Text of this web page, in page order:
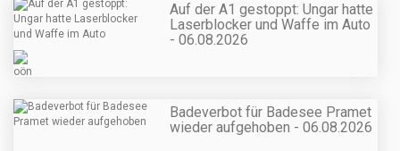
Auf der A1 gestoppt: Ungar hatte
Laserblocker und Waffe im Auto
- 06.08.2026
Badeverbot für Badesee Pramet
wieder aufgehoben - 06.08.2026